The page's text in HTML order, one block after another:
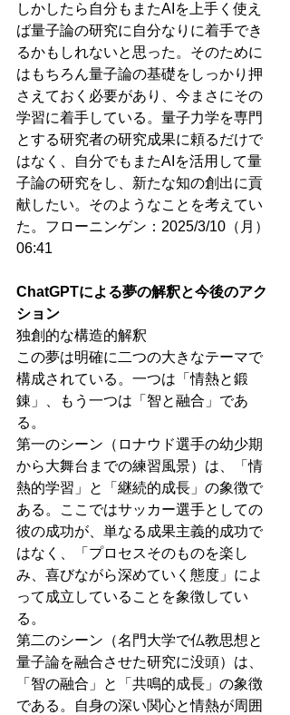
しかしたら自分もまたAIを上手く使え
ば量子論の研究に自分なりに着手でき
るかもしれないと思った。そのために
はもちろん量子論の基礎をしっかり押
さえておく必要があり、今まさにその
学習に着手している。量子力学を専門
とする研究者の研究成果に頼るだけで
はなく、自分でもまたAIを活用して量
子論の研究をし、新たな知の創出に貢
献したい。そのようなことを考えてい
た。フローニンゲン：2025/3/10（月）
06:41
ChatGPTによる夢の解釈と今後のアク
ション
独創的な構造的解釈
この夢は明確に二つの大きなテーマで
構成されている。一つは「情熱と鍛
錬」、もう一つは「智と融合」であ
る。
第一のシーン（ロナウド選手の幼少期
から大舞台までの練習風景）は、「情
熱的学習」と「継続的成長」の象徴で
ある。ここではサッカー選手としての
彼の成功が、単なる成果主義的成功で
はなく、「プロセスそのものを楽し
み、喜びながら深めていく態度」によ
って成立していることを象徴してい
る。
第二のシーン（名門大学で仏教思想と
量子論を融合させた研究に没頭）は、
「智の融合」と「共鳴的成長」の象徴
である。自身の深い関心と情熱が周囲